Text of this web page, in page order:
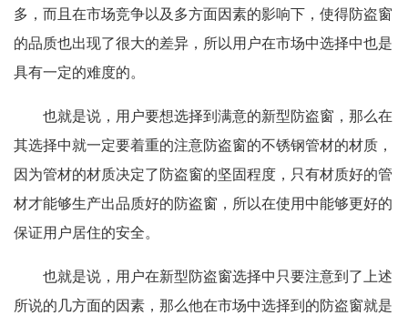
多，而且在市场竞争以及多方面因素的影响下，使得防盗窗
的品质也出现了很大的差异，所以用户在市场中选择中也是
具有一定的难度的。
也就是说，用户要想选择到满意的新型防盗窗，那么在
其选择中就一定要着重的注意防盗窗的不锈钢管材的材质，
因为管材的材质决定了防盗窗的坚固程度，只有材质好的管
材才能够生产出品质好的防盗窗，所以在使用中能够更好的
保证用户居住的安全。
也就是说，用户在新型防盗窗选择中只要注意到了上述
所说的几方面的因素，那么他在市场中选择到的防盗窗就是